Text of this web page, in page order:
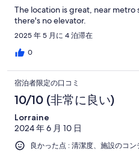
The location is great, near
there's no elevator.
2025 年 5 月に 4 泊滞在
0
宿泊者限定の口コミ
10/10 (非常に良い)
Lorraine
2024 年 6 月 10 日
良かった点 : 清潔度、施設のコ